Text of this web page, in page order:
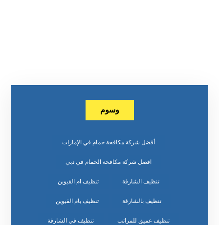
وسوم
أفضل شركة مكافحة حمام في الإمارات
افضل شركة مكافحة الحمام في دبي
تنظيف الشارقة تنظيف ام القيوين
تنظيف بالشارقة تنظيف بام القيوين
تنظيف عميق للمراتب تنظيف في الشارقة